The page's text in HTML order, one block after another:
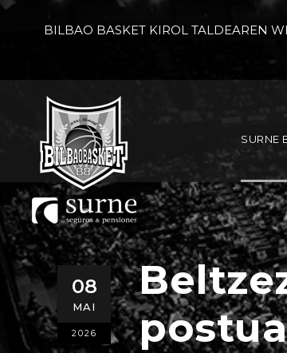
BILBAO BASKET KIROL TALDEAREN
SURNE
08
MAI
2026